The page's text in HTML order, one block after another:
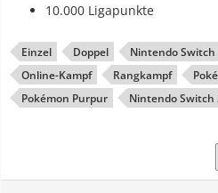
10.000 Ligapunkte
Einzel Doppel Nintendo Switch
Online-Kampf
Rangkampf
Pokémon Purpur
Nintendo Switch